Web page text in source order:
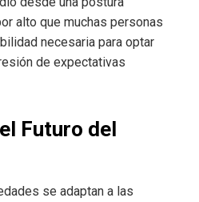
alto que muchas personas
necesaria para optar
de expectativas
Futuro del
se adaptan a las